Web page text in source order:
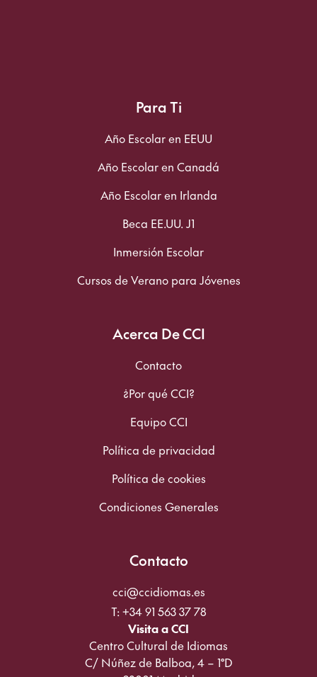
Para Ti
Año Escolar en EEUU
Año Escolar en Canadá
Año Escolar en Irlanda
Beca EE.UU. J1
Inmersión Escolar
Cursos de Verano para Jóvenes
Acerca De CCI
Contacto
¿Por qué CCI?
Equipo CCI
Política de privacidad
Política de cookies
Condiciones Generales
Contacto
cci@ccidiomas.es
T: +34 91 563 37 78
Visita a CCI
Centro Cultural de Idiomas
C/ Núñez de Balboa, 4 – 1°D